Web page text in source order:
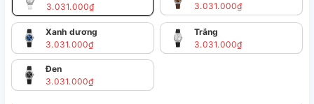
3.031.000₫
3.031.000₫
Xanh dương
3.031.000₫
Trắng
3.031.000₫
Đen
3.031.000₫